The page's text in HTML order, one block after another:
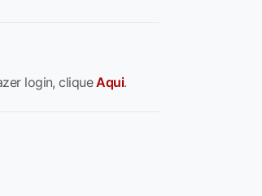
login, cliqueAqui.